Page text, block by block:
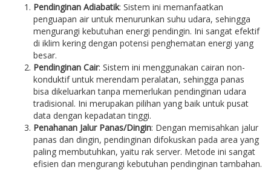
Pendinginan Adiabatik: Sistem ini memanfaatkan
penguapan air untuk menurunkan suhu udara, sehingga
mengurangi kebutuhan energi pendingin. Ini sangat efektif
di iklim kering dengan potensi penghematan energi yang
besar.
Pendinginan Cair: Sistem ini menggunakan cairan non-
konduktif untuk merendam peralatan, sehingga panas
bisa dikeluarkan tanpa memerlukan pendinginan udara
tradisional. Ini merupakan pilihan yang baik untuk pusat
data dengan kepadatan tinggi.
Penahanan Jalur Panas/Dingin: Dengan memisahkan jalur
panas dan dingin, pendinginan difokuskan pada area yang
paling membutuhkan, yaitu rak server. Metode ini sangat
efisien dan mengurangi kebutuhan pendinginan tambahan.